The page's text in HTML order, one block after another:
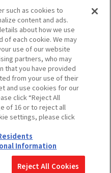
アポリシー
関する保護方針
著作権・商標について
対応方針
覧を表示する
such as cookies to
content and ads.
about how we use
each cookie. We may
use of our website
partners, who may
that you have provided
from your use of their
and use cookies for our
click “Reject All
of 16 or to reject all
settings, please click
Information
Reject All Cookies